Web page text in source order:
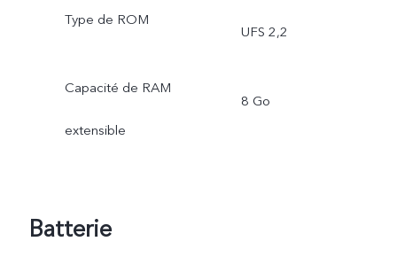
Type de ROM
UFS 2,2
Capacité de RAM
extensible
8 Go
Batterie